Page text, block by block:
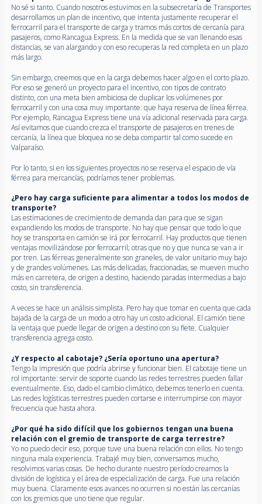
No sé si tanto. Cuando nosotros estuvimos en la subsecretaría de Transportes
desarrollamos un plan de incentivo, que intenta justamente recuperar el
ferrocarril para el transporte de carga y tramos más cortos de cercanía para
pasajeros, como Rancagua Express. En la medida que se van llenando esas
distancias, se van alargando y con eso recuperas la red completa en un plazo
más largo.
Sin embargo, creemos que en la carga debemos hacer algo en el corto plazo.
Por eso se generó un proyecto para el incentivo, con tipos de contrato
distinto, con una meta bien ambiciosa de duplicar los volúmenes por
ferrocarril y con una cosa muy importante: que haya reserva de línea férrea.
Por ejemplo, Rancagua Express tiene una vía adicional reservada para carga.
Así evitamos que cuando crezca el transporte de pasajeros en trenes de
cercanía, la línea que bloquea no se deba compartir tal como sucede en
Valparaíso.
Por lo tanto, si en los siguientes proyectos no se reserva el espacio de vía
férrea para mercancías, podríamos tener problemas.
¿Pero hay carga suficiente para alimentar a todos los modos de
transporte?
Las estimaciones de crecimiento de demanda dan para que se sigan
expandiendo los modos de transporte. No hay que pensar que todo lo que
hoy se transporta en camión se irá por ferrocarril. Hay productos que tienen
ventajas movilizándose por ferrocarril; otras que no y que nunca se van a ir
por tren. Las férreas generalmente son graneles, de valor unitario muy bajo
y de grandes volúmenes. Las más delicadas, fraccionadas, se mueven mucho
más en carretera, de origen a destino, haciendo paradas intermedias a bajo
costo, sin transferencia.
A veces se hace un análisis simplista. Pero hay que tomar en cuenta que cada
bajada de la carga de un modo a otro hay un costo adicional. El camión tiene
la ventaja que puede llegar de origen a destino con su flete. Cualquier
transferencia agrega costo.
¿Y respecto al cabotaje? ¿Sería oportuno una apertura?
Tengo la impresión que podría abrirse y funcionar bien. El cabotaje tiene un
rol importante: servir de soporte cuando las redes terrestres pueden fallar
eventualmente. Eso, dado el cambio climático, debemos tenerlo en cuenta.
Las redes logísticas terrestres pueden cortarse e interrumpirse con mayor
frecuencia que hasta ahora.
¿Por qué ha sido difícil que los gobiernos tengan una buena
relación con el gremio de transporte de carga terrestre?
Yo no puedo decir eso, porque tuve una buena relación con ellos. No tengo
ninguna mala experiencia. Trabajé muy bien, conversamos mucho,
resolvimos varias cosas. De hecho durante nuestro período creamos la
división de logística y el área de especialización de carga. Fue una relación
muy buena. Claramente esos avances no ocurren si no están las cercanías
con los gremios que uno tiene que regular.